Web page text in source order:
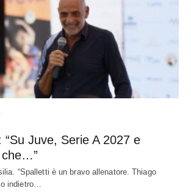
“Su Juve, Serie A 2027 e
che…”
“Spalletti è un bravo allenatore. Thiago
indietro…